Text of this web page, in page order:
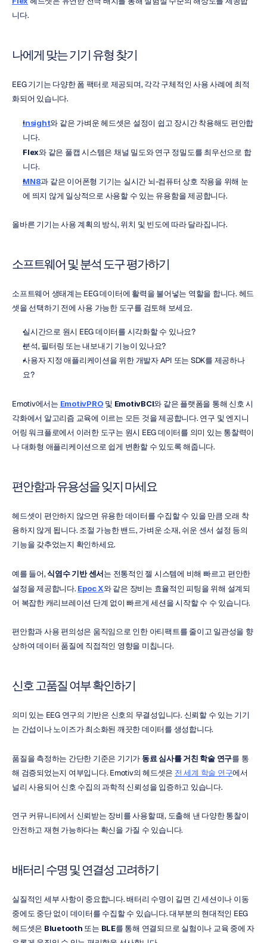
니다.
나에게 맞는 기기 유형 찾기
EEG 기기는 다양한 폼 팩터로 제공되며, 각각 구체적인 사용 사례에 최적
화되어 있습니다.
Insight와 같은 가벼운 헤드셋은 설정이 쉽고 장시간 착용해도 편안합
니다.
Flex와 같은 풀캡 시스템은 채널 밀도와 연구 정밀도를 최우선으로 합
니다.
MN8과 같은 이어폰형 기기는 실시간 뇌-컴퓨터 상호 작용을 위해 눈
에 띄지 않게 일상적으로 사용할 수 있는 유용함을 제공합니다.
올바른 기기는 사용 계획의 방식, 위치 및 빈도에 따라 달라집니다.
소프트웨어 및 분석 도구 평가하기
소프트웨어 생태계는 EEG 데이터에 활력을 불어넣는 역할을 합니다. 헤드
셋을 선택하기 전에 사용 가능한 도구를 검토해 보세요.
실시간으로 원시 EEG 데이터를 시각화할 수 있나요?
분석, 필터링 또는 내보내기 기능이 있나요?
사용자 지정 애플리케이션을 위한 개발자 API 또는 SDK를 제공하나
요?
Emotiv에서는 EmotivPRO 및 EmotivBCI와 같은 플랫폼을 통해 신호 시
각화에서 알고리즘 교육에 이르는 모든 것을 제공합니다. 연구 및 엔지니
어링 워크플로에서 이러한 도구는 원시 EEG 데이터를 의미 있는 통찰력이
나 대화형 애플리케이션으로 쉽게 변환할 수 있도록 해줍니다.
편안함과 유용성을 잊지 마세요
헤드셋이 편안하지 않으면 유용한 데이터를 수집할 수 있을 만큼 오래 착
용하지 않게 됩니다. 조절 가능한 밴드, 가벼운 소재, 쉬운 센서 설정 등의
기능을 갖추었는지 확인하세요.
예를 들어, 식염수 기반 센서는 전통적인 젤 시스템에 비해 빠르고 편안한
설정을 제공합니다. Epoc X와 같은 장비는 효율적인 피팅을 위해 설계되
어 복잡한 캐리브레이션 단계 없이 빠르게 세션을 시작할 수 수 있습니다.
편안함과 사용 편의성은 움직임으로 인한 아티팩트를 줄이고 일관성을 향
상하여 데이터 품질에 직접적인 영향을 미칩니다.
신호 고품질 여부 확인하기
의미 있는 EEG 연구의 기반은 신호의 무결성입니다. 신뢰할 수 있는 기기
는 간섭이나 노이즈가 최소화된 깨끗한 데이터를 생성합니다.
품질을 측정하는 간단한 기준은 기기가 동료 심사를 거친 학술 연구를 통
해 검증되었는지 여부입니다. Emotiv의 헤드셋은 전 세계 학술 연구에서
널리 사용되어 신호 수집의 과학적 신뢰성을 입증하고 있습니다.
연구 커뮤니티에서 신뢰받는 장비를 사용할 때, 도출해 낸 다양한 통찰이
안전하고 재현 가능하다는 확신을 가질 수 있습니다.
배터리 수명 및 연결성 고려하기
실질적인 세부 사항이 중요합니다. 배터리 수명이 길면 긴 세션이나 이동
중에도 중단 없이 데이터를 수집할 수 있습니다. 대부분의 현대적인 EEG
헤드셋은 Bluetooth 또는 BLE를 통해 연결되므로 실험이나 교육 중에 자